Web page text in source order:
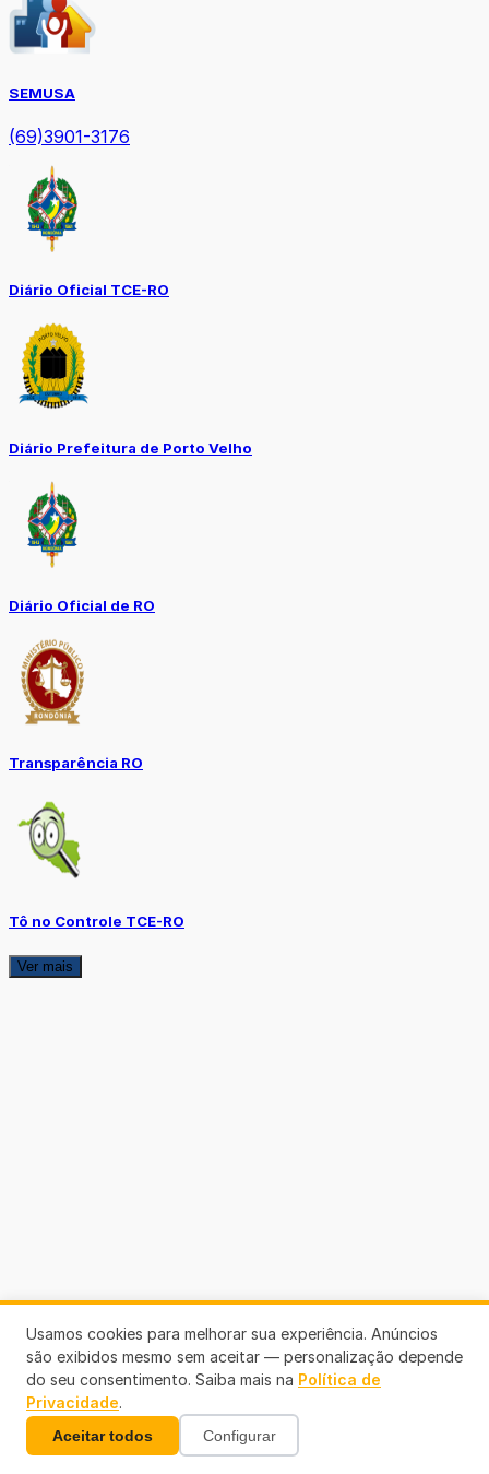
SEMUSA
(69)3901-3176
Diário Oficial TCE-RO
Diário Prefeitura de Porto Velho
Diário Oficial de RO
Transparência RO
Tô no Controle TCE-RO
Ver mais
Usamos cookies para melhorar sua experiência. Anúncios
são exibidos mesmo sem aceitar — personalização depende
do seu consentimento. Saiba mais na Política de
Privacidade.
Aceitar todos Configurar